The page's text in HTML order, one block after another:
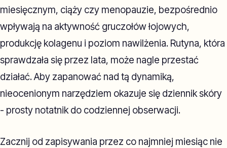
miesięcznym, ciąży czy menopauzie, bezpośrednio
wpływają na aktywność gruczołów łojowych,
produkcję kolagenu i poziom nawilżenia. Rutyna, która
sprawdzała się przez lata, może nagle przestać
działać. Aby zapanować nad tą dynamiką,
nieocenionym narzędziem okazuje się dziennik skóry
- prosty notatnik do codziennej obserwacji.
Zacznij od zapisywania przez co najmniej miesiąc nie